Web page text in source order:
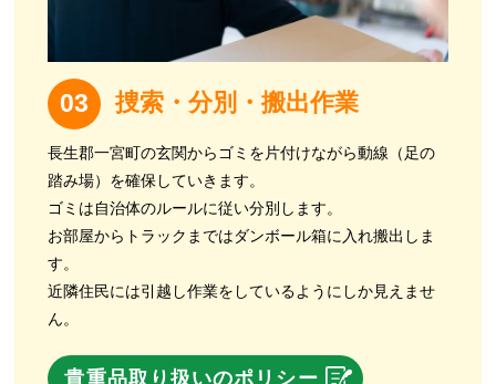
貴重品取り扱いのポリシー
03 捜索・分別・搬出作業
長生郡一宮町の玄関からゴミを片付けながら動線（足の
踏み場）を確保していきます。
ゴミは自治体のルールに従い分別します。
お部屋からトラックまではダンボール箱に入れ搬出しま
す。
近隣住民には引越し作業をしているようにしか見えませ
ん。